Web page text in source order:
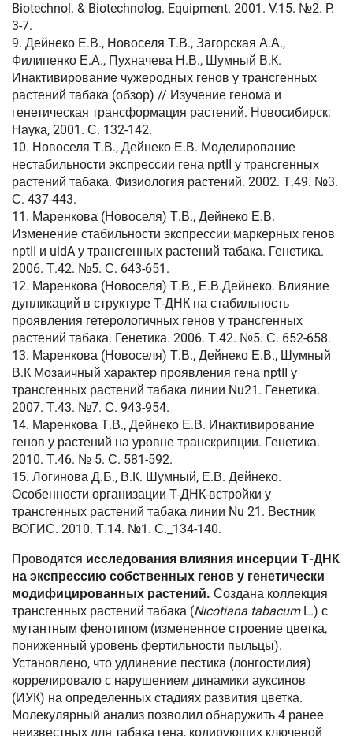
Biotechnol. & Biotechnolog. Equipment. 2001. V.15. №2. P.
3-7.
9. Дейнеко Е.В., Новоселя Т.В., Загорская А.А.,
Филипенко Е.А., Пухначева Н.В., Шумный В.К.
Инактивирование чужеродных генов у трансгенных
растений табака (обзор) // Изучение генома и
генетическая трансформация растений. Новосибирск:
Наука, 2001. С. 132-142.
10. Новоселя Т.В., Дейнеко Е.В. Моделирование
нестабильности экспрессии гена nptII у трансгенных
растений табака. Физиология растений. 2002. Т.49. №3.
С. 437-443.
11. Маренкова (Новоселя) Т.В., Дейнеко Е.В.
Изменение стабильности экспрессии маркерных генов
nptII и uidA у трансгенных растений табака. Генетика.
2006. Т.42. №5. С. 643-651.
12. Маренкова (Новоселя) Т.В., Е.В.Дейнеко. Влияние
дупликаций в структуре Т-ДНК на стабильность
проявления гетерологичных генов у трансгенных
растений табака. Генетика. 2006. Т.42. №5. С. 652-658.
13. Маренкова (Новоселя) Т.В., Дейнеко Е.В., Шумный
В.К Мозаичный характер проявления гена nptІІ у
трансгенных растений табака линии Nu21. Генетика.
2007. Т.43. №7. С. 943-954.
14. Маренкова Т.В., Дейнеко Е.В. Инактивирование
генов у растений на уровне транскрипции. Генетика.
2010. Т.46. № 5. С. 581-592.
15. Логинова Д.Б., В.К. Шумный, Е.В. Дейнеко.
Особенности организации Т-ДНК-встройки у
трансгенных растений табака линии Nu 21. Вестник
ВОГИС. 2010. Т.14. №1. С._134-140.
Проводятся исследования влияния инсерции Т-ДНК
на экспрессию собственных генов у генетически
модифицированных растений. Создана коллекция
трансгенных растений табака (Nicotiana tabacum L.) с
мутантным фенотипом (измененное строение цветка,
пониженный уровень фертильности пыльцы).
Установлено, что удлинение пестика (лонгостилия)
коррелировало с нарушением динамики ауксинов
(ИУК) на определенных стадиях развития цветка.
Молекулярный анализ позволил обнаружить 4 ранее
неизвестных для табака гена, кодирующих ключевой